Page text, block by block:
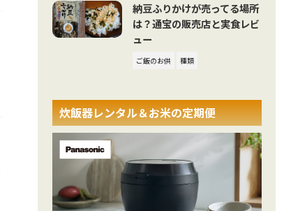
納豆ふりかけが売ってる場所
は？通宝の販売店と実食レビ
ュー
ご飯のお供 種類
炊飯器レンタル＆お米の定期便